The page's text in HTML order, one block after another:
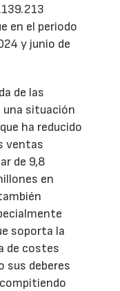
en el periodo
y junio de
de las
una situación
ha reducido
ventas
de 9,8
en
soporta la
de costes
sus deberes